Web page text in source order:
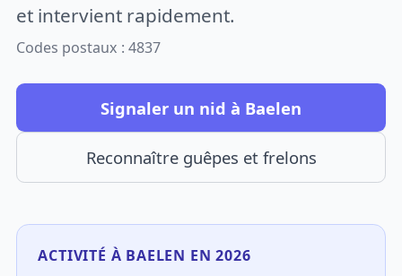
et intervient rapidement.
Codes postaux : 4837
Signaler un nid à Baelen
Reconnaître guêpes et frelons
ACTIVITÉ À BAELEN EN 2026